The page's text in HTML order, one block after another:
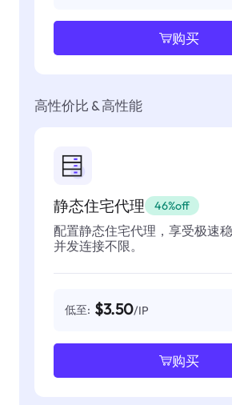
购买
高性价比 & 高性能
静态住宅代理 46%off
配置静态住宅代理，享受极速
并发连接不限。
低至: $3.50/IP
购买